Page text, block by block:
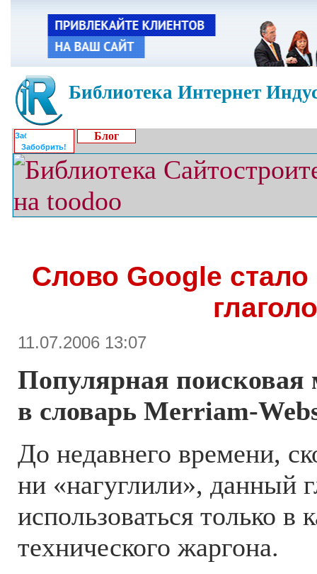
Библиотека Интернет
Забобрить!
Блог
Слово Google
11.07.2006 13:07
Популярная поисковая
в словарь Merriam-
До недавнего времени,
ни «нагуглили», данный
использоваться только в
технического жаргона.